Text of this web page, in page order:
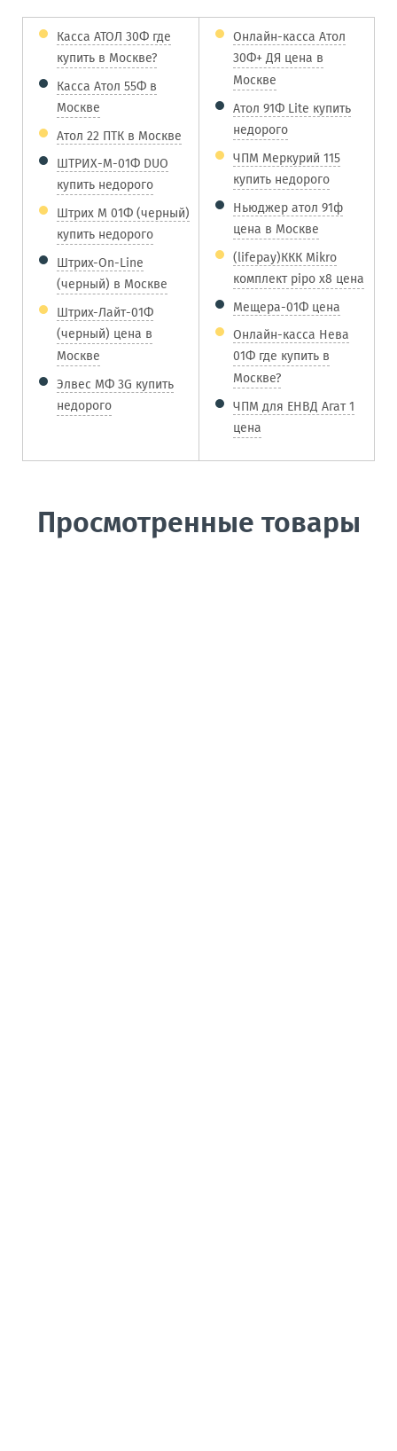
Касса АТОЛ 30Ф где
купить в Москве?
Касса Атол 55Ф в
Москве
Атол 22 ПТК в Москве
ШТРИХ-М-01Ф DUO
купить недорого
Штрих М 01Ф (черный)
купить недорого
Штрих-On-Line
(черный) в Москве
Штрих-Лайт-01Ф
(черный) цена в
Москве
Элвес МФ 3G купить
недорого
Онлайн-касса Атол
30Ф+ ДЯ цена в
Москве
Атол 91Ф Lite купить
недорого
ЧПМ Меркурий 115
купить недорого
Ньюджер атол 91ф
цена в Москве
(lifepay)ККК Mikro
комплект pipo x8 цена
Мещера-01Ф цена
Онлайн-касса Нева
01Ф где купить в
Москве?
ЧПМ для ЕНВД Агат 1
цена
Просмотренные товары